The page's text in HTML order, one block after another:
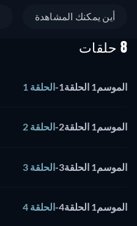
أين يمكنك المشاهدة
8 حلقات
الموسم1 الحلقة1 -الحلقة 1
الموسم1 الحلقة2 -الحلقة 2
الموسم1 الحلقة3 -الحلقة 3
الموسم1 الحلقة4 -الحلقة 4